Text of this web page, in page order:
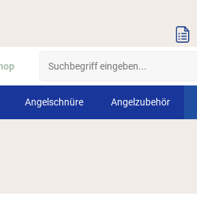
Angelschnüre Angelzubehör